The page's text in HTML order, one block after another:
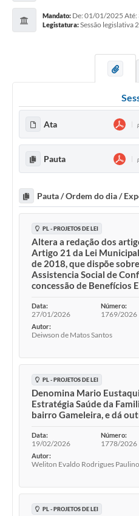
Mandato: De: 01/01/2025
Legistatura:Sessão legislativa
Ata
Pauta
Pauta / Ordem do dia /
PL - PROJETOS DE LEI
Altera a redação dos
Artigo 21 da Lei
de 2018, que dispõe
Assistencia Social de
concessão de Benefícios
Data:
27/01/2026
Número:
1769/2026
Autor:
Deiwson de Matos Santos
PL - PROJETOS DE LEI
Denomina Mario
Estratégia Saúde da
bairro Gameleira, e dá
Data:
19/02/2026
Número:
1778/2026
Autor:
Weliton Evaldo Rodrigues
PL - PROJETOS DE LEI